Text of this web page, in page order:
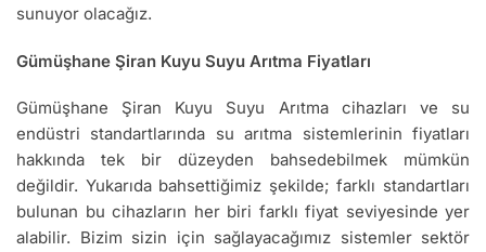
sunuyor olacağız.
Gümüşhane Şiran Kuyu Suyu Arıtma Fiyatları
Gümüşhane Şiran Kuyu Suyu Arıtma cihazları ve su
endüstri standartlarında su arıtma sistemlerinin fiyatları
hakkında tek bir düzeyden bahsedebilmek mümkün
değildir. Yukarıda bahsettiğimiz şekilde; farklı standartları
bulunan bu cihazların her biri farklı fiyat seviyesinde yer
alabilir. Bizim sizin için sağlayacağımız sistemler sektör